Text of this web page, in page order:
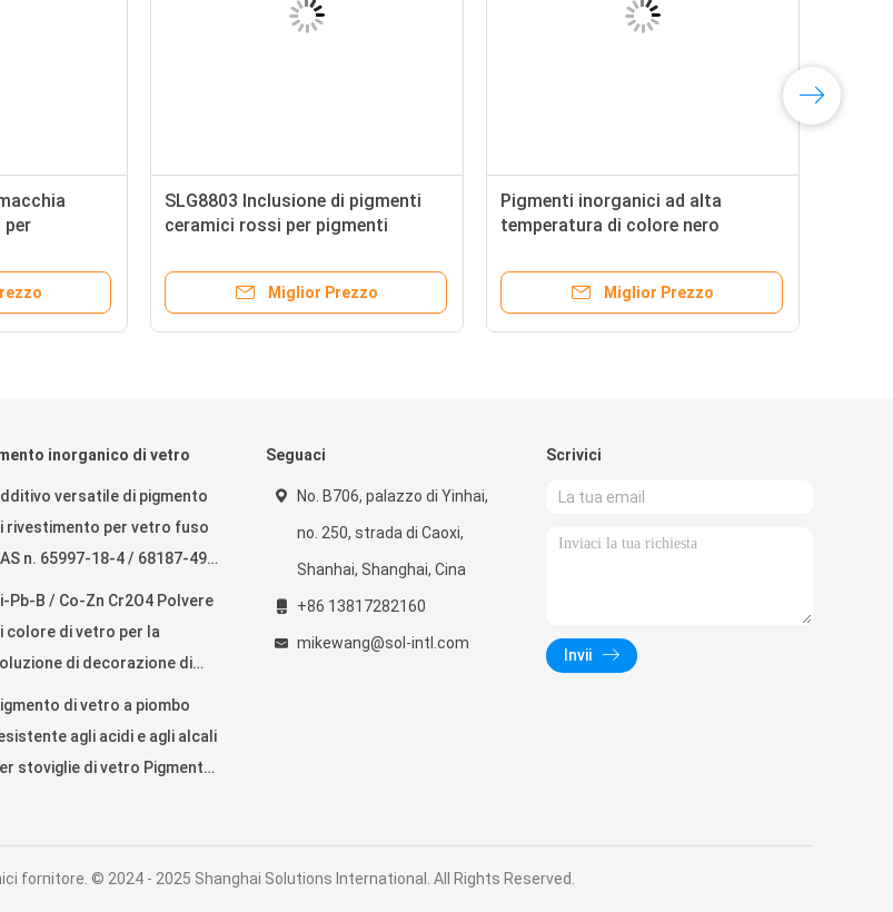
per
SLG8803 Inclusione di pigmenti
ceramici rossi per pigmenti
Miglior Prezzo
Pigmenti inorganici ad alta
temperatura di colore nero
Miglior Prezzo
inorganico di vetro
versatile di pigmento
rivestimento per vetro fuso
n. 65997-18-4 / 68187-49-
Pb-B / Co-Zn Cr2O4 Polvere
colore di vetro per la
di decorazione di
di vetro a piombo
agli acidi e agli alcali
stoviglie di vetro Pigmento
Seguaci
No. B706, palazzo di Yinhai,
no. 250, strada di Caoxi,
Shanhai, Shanghai, Cina
+86 13817282160
mikewang@sol-intl.com
Scrivici
Invii
fornitore. © 2024 - 2025 Shanghai Solutions International. All Rights Reserved.